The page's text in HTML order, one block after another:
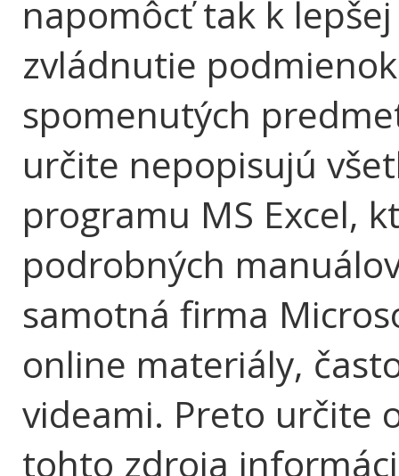
napomôcť tak k
zvládnutie
spomenutých
určite nepopisujú
programu MS Excel,
podrobných
samotná firma
online materiály,
videami. Preto určite
tohto zdroja